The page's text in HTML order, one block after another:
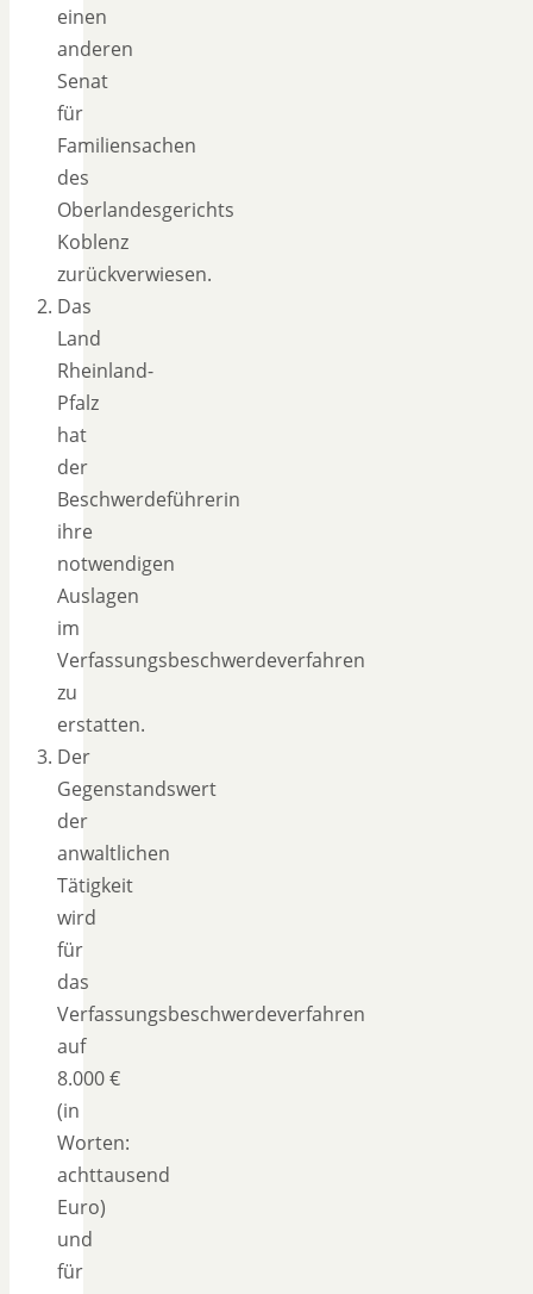
einen
anderen
Senat
für
Familiensachen
des
Oberlandesgerichts
Koblenz
zurückverwiesen.
Das
Land
Rheinland-
Pfalz
hat
der
Beschwerdeführerin
ihre
notwendigen
Auslagen
im
Verfassungsbeschwerdeverfahren
zu
erstatten.
Der
Gegenstandswert
der
anwaltlichen
Tätigkeit
wird
für
das
Verfassungsbeschwerdeverfahren
auf
8.000 €
(in
Worten:
achttausend
Euro)
und
für